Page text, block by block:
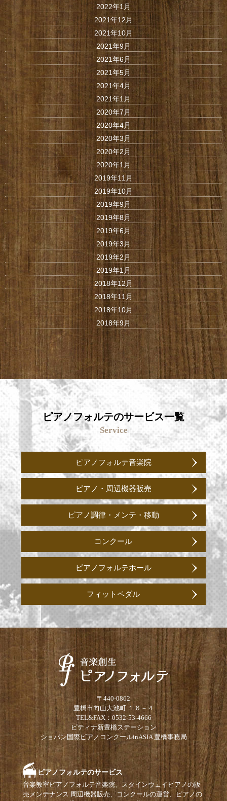
2022年1月
2021年12月
2021年10月
2021年9月
2021年6月
2021年5月
2021年4月
2021年1月
2020年7月
2020年4月
2020年3月
2020年2月
2020年1月
2019年11月
2019年10月
2019年9月
2019年8月
2019年6月
2019年3月
2019年2月
2019年1月
2018年12月
2018年11月
2018年10月
2018年9月
ピアノフォルテのサービス一覧
Service
ピアノフォルテ音楽院
ピアノ・周辺機器販売
ピアノ調律・メンテ・移動
コンクール
ピアノフォルテホール
フィットペダル
〒440-0862
豊橋市向山大池町 １６－４
TEL&FAX：0532-53-4666
ピティナ新豊橋ステーション
ショパン国際ピアノコンクールinASIA 豊橋事務局
ピアノフォルテのサービス
音楽教室ピアノフォルテ音楽院、スタインウェイピアノの販
売メンテナンス 周辺機器販売、コンクールの運営、ピアノの